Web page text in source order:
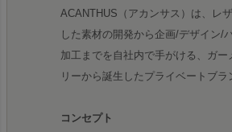
ACANTHUS（アカンサス）は、レ
した素材の開発から企画/デザイン/
加工までを自社内で手がける、ガー
リーから誕生したプライベートブラ
コンセプト